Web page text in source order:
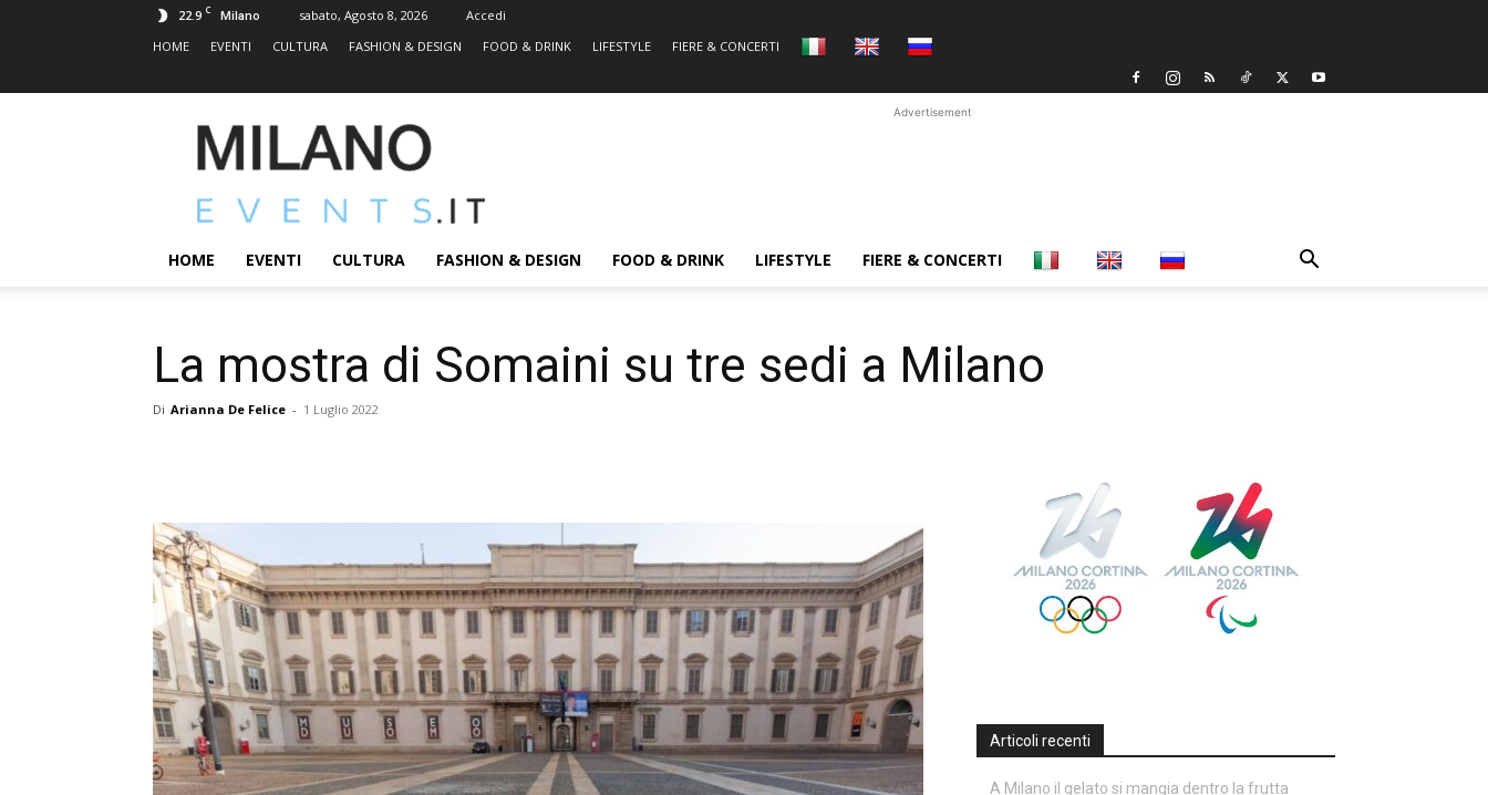
22.9 C Milano sabato, Agosto 8, 2026
Accedi
HOME
EVENTI CULTURA FASHION & DESIGN FOOD & DRINK LIFESTYLE FIERE & CONCERTI
MILANOEVENTS.IT
|
2.0
ed
Eventi
Advertisement
HOME EVENTI CULTURA FASHION & DESIGN FOOD & DRINK LIFESTYLE FIERE & CONCERTI
La mostra di Somaini su tre sedi a Milano
Di Arianna De Felice - 1 Luglio 2022
Articoli recenti
A Milano il gelato si mangia dentro la frutta